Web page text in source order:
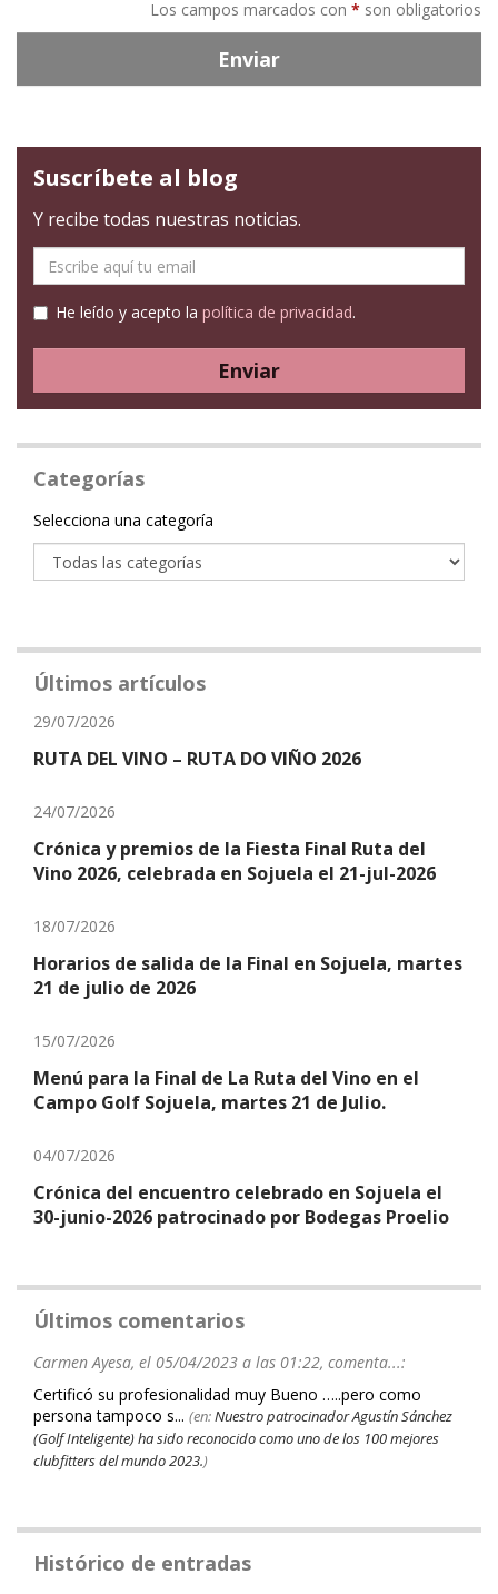
Los campos marcados con * son obligatorios
Enviar
Suscríbete al blog
Y recibe todas nuestras noticias.
mail
He leído y acepto la política de privacidad.
Enviar
Categorías
Categoría
Selecciona una categoría
Últimos artículos
29/07/2026
RUTA DEL VINO – RUTA DO VIÑO 2026
24/07/2026
Crónica y premios de la Fiesta Final Ruta del
Vino 2026, celebrada en Sojuela el 21-jul-2026
18/07/2026
Horarios de salida de la Final en Sojuela, martes
21 de julio de 2026
15/07/2026
Menú para la Final de La Ruta del Vino en el
Campo Golf Sojuela, martes 21 de Julio.
04/07/2026
Crónica del encuentro celebrado en Sojuela el
30-junio-2026 patrocinado por Bodegas Proelio
Últimos comentarios
Carmen Ayesa, el 05/04/2023 a las 01:22, comenta...:
Certificó su profesionalidad muy Bueno …..pero como
persona tampoco s... (en:Nuestro patrocinador Agustín Sánchez
(Golf Inteligente) ha sido reconocido como uno de los 100 mejores
clubfitters del mundo 2023.)
Histórico de entradas